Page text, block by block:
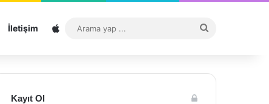
İletişim Sitemap
...
Kayıt Ol